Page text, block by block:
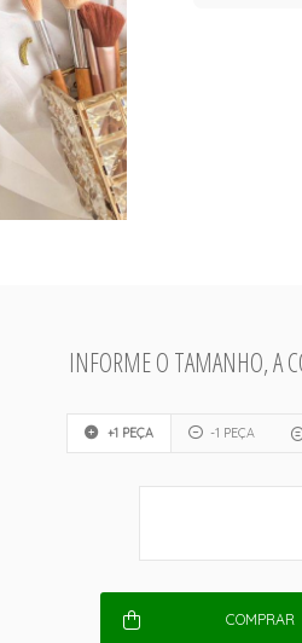
INFORME O TAMANHO, A
+1 PEÇA -1 PEÇA
COMPRAR